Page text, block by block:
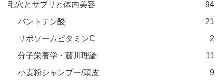
毛穴とサプリと体内美容
94
パントテン酸
21
リポソームビタミンC
2
分子栄養学・藤川理論
11
小麦粉シャンプー/頭皮
9